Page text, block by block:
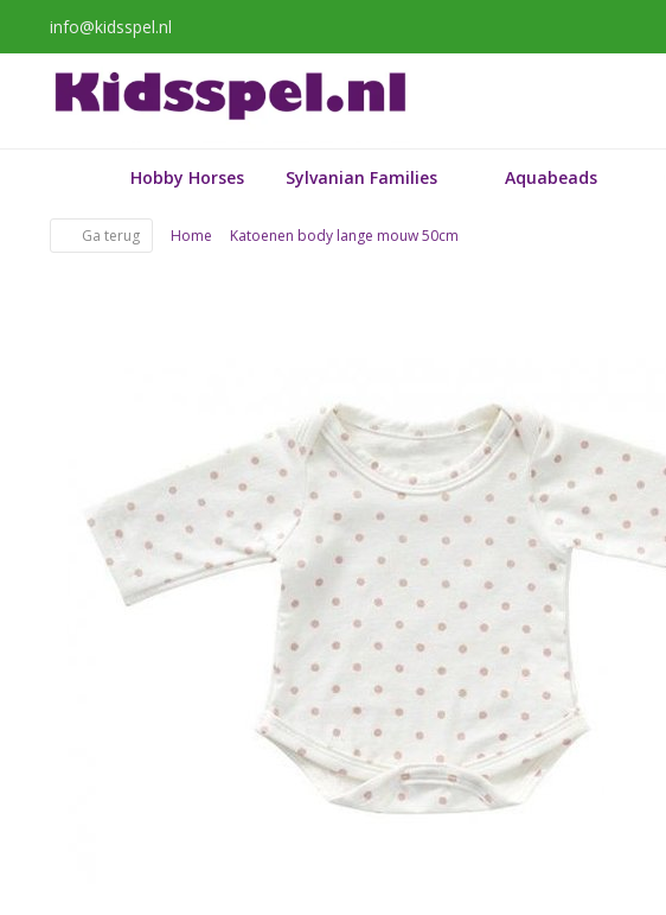
info@kidsspel.nl
Hobby Horses Sylvanian Families Aquabeads
Ga terug Home Katoenen body lange mouw 50cm